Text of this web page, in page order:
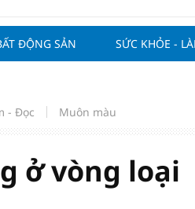
Palhinha từ Bayern Munich
tốc"
sạn tại tại số 8 - 10 Chu Văn An
đẩy giảm cân, bảo vệ tim mạch
ĐỘNG SẢN SỨC KHỎE -
- Đọc Muôn màu
ở vòng loại